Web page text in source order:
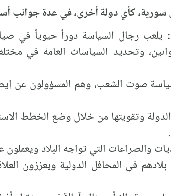
كأي دولة أخرى، في عدة جوانب
يلعب رجال السياسة دوراً حيوياً في
وتحديد السياسات العامة في
صوت الشعب، وهم المسؤولون عن
والصراعات التي تواجه البلاد ويعملون
بلادهم في المحافل الدولية ويعززون